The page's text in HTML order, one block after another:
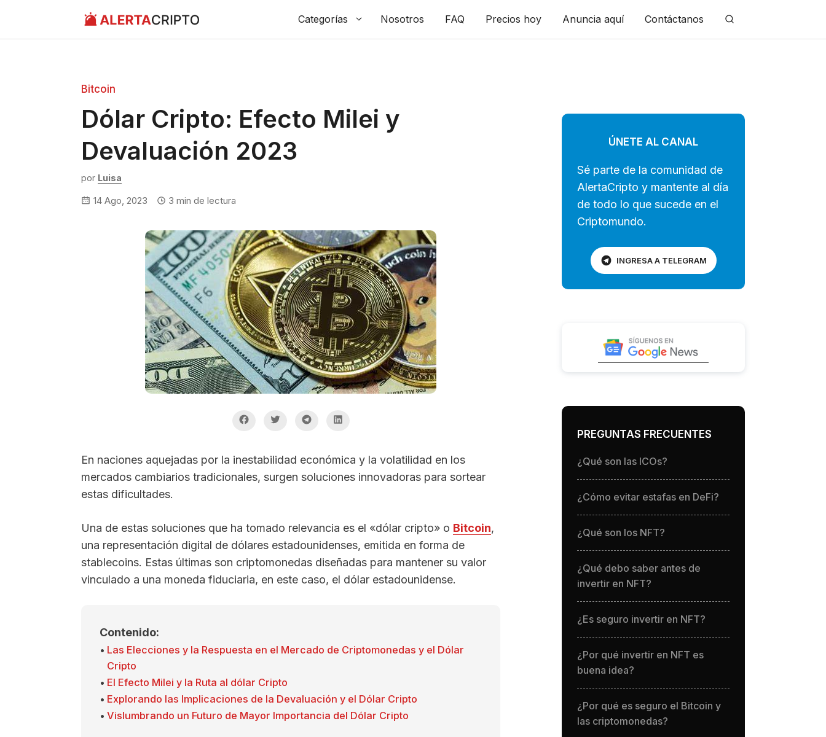
contenido
Categorías Nosotros FAQ Precios hoy Anuncia aquí Contáctanos
Bitcoin
Dólar Cripto: Efecto Milei y
Devaluación 2023
por Luisa
14 Ago, 2023 3 min de lectura
En naciones aquejadas por la inestabilidad económica y la volatilidad en los
mercados cambiarios tradicionales, surgen soluciones innovadoras para sortear
estas dificultades.
Una de estas soluciones que ha tomado relevancia es el «dólar cripto» o Bitcoin,
una representación digital de dólares estadounidenses, emitida en forma de
stablecoins. Estas últimas son criptomonedas diseñadas para mantener su valor
vinculado a una moneda fiduciaria, en este caso, el dólar estadounidense.
Contenido:
Las Elecciones y la Respuesta en el Mercado de Criptomonedas y el Dólar
Cripto
El Efecto Milei y la Ruta al dólar Cripto
Explorando las Implicaciones de la Devaluación y el Dólar Cripto
Vislumbrando un Futuro de Mayor Importancia del Dólar Cripto
ÚNETE AL CANAL
Sé parte de la comunidad de
AlertaCripto y mantente al día
de todo lo que sucede en el
Criptomundo.
INGRESA A TELEGRAM
PREGUNTAS FRECUENTES
¿Qué son las ICOs?
¿Cómo evitar estafas en DeFi?
¿Qué son los NFT?
¿Qué debo saber antes de
invertir en NFT?
¿Es seguro invertir en NFT?
¿Por qué invertir en NFT es
buena idea?
¿Por qué es seguro el Bitcoin y
las criptomonedas?